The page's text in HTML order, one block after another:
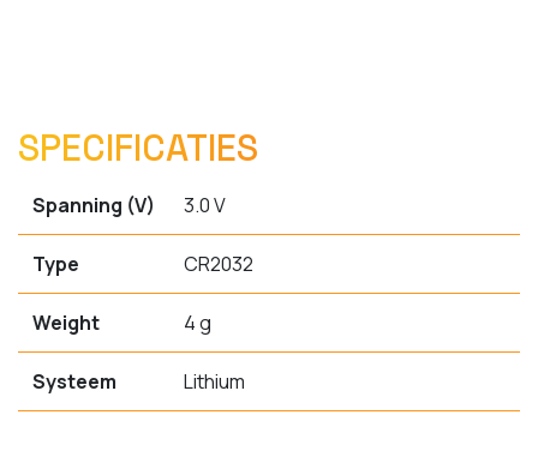
SPECIFICATIES
Spanning (V) 3.0 V
Type CR2032
Weight 4 g
Systeem Lithium